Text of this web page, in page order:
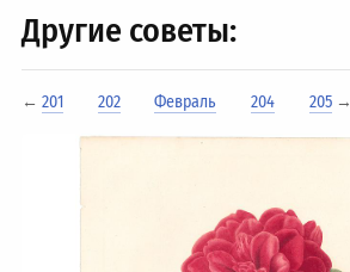
Другие советы:
←201 202 Февраль 204 205→